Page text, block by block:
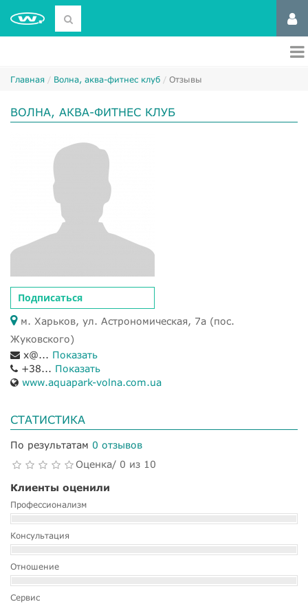
Главная Волна, аква-фитнес клуб Отзывы
ВОЛНА, АКВА-ФИТНЕС КЛУБ
Подписаться
м. Харьков, ул. Астрономическая, 7а (пос.
Жуковского)
x@... Показать
+38... Показать
www.aquapark-volna.com.ua
СТАТИСТИКА
По результатам 0 отзывов
Оценка/ 0 из 10
Клиенты оценили
Профессионализм
Консультация
Отношение
Сервис